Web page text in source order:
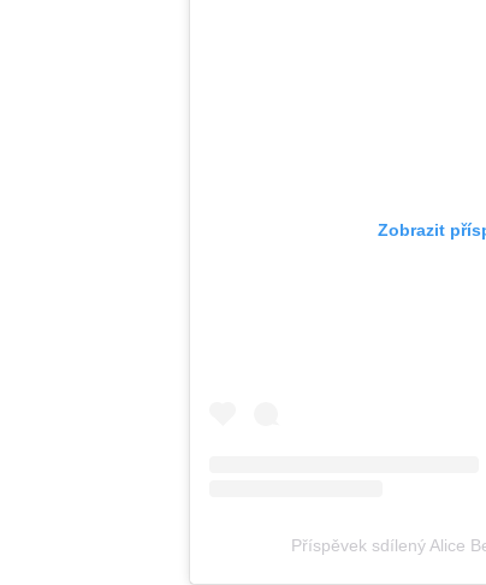
Zobrazit
Příspěvek sdílený Alice